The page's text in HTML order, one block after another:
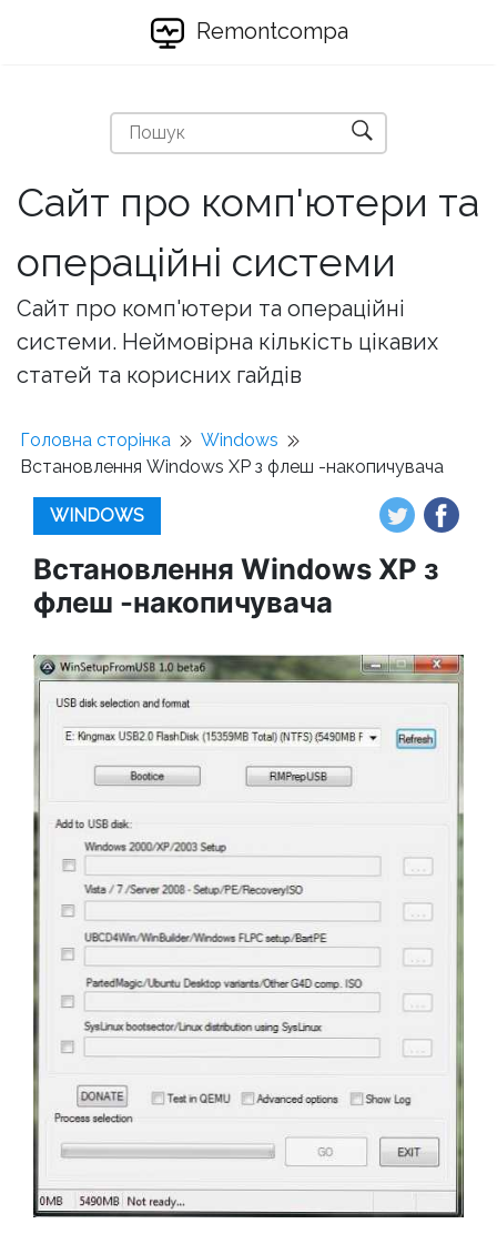
Remontcompa
Сайт про комп'ютери та
операційні системи
Сайт про комп'ютери та операційні
системи. Неймовірна кількість цікавих
статей та корисних гайдів
Головна сторінка
Windows
Встановлення Windows XP з флеш -накопичувача
WINDOWS
Встановлення Windows XP з
флеш -накопичувача